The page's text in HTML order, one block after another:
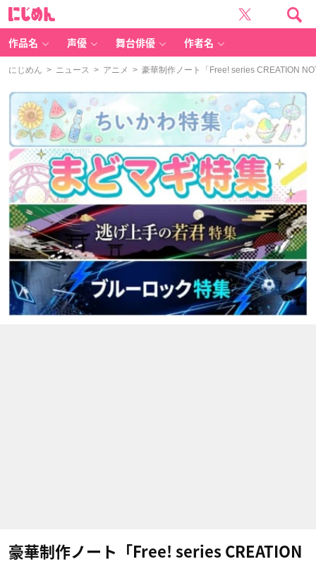
作品名 声優 舞台俳優 作者名
にじめん > ニュース > アニメ > 豪華制作ノート「Free! series CREATION
豪華制作ノート「Free! series CREATION